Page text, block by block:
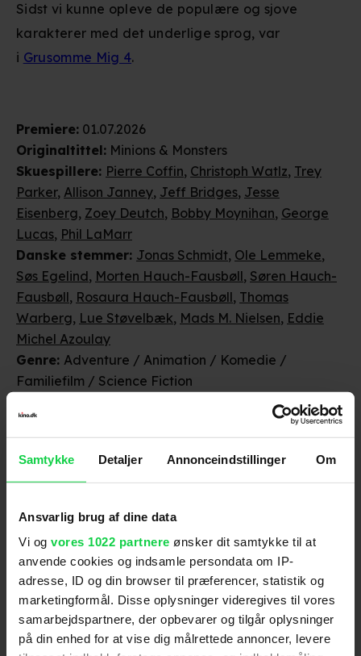
Samtykke Detaljer Annonceindstillinger Om
Ansvarlig brug af dine data
Vi og vores 1022 partnere ønsker dit samtykke til at
anvende cookies og indsamle persondata om IP-
adresse, ID og din browser til præferencer, statistik og
marketingformål. Disse oplysninger videregives til vores
samarbejdspartnere, der opbevarer og tilgår oplysninger
på din enhed for at vise dig målrettede annoncer, levere
Premiere: 01.07.2026
Originaltittel: Minions & Monsters
Skuespillere: Pierre Coffin, Christoph Watlz, Trey
Parker, Allison Janney, Jeff Bridges, Jesse
Eisenberg, Zoey Deutch, Bobby Moynihan, George
Lucas, Phil LaMarr
Danske stemmer: Jonas Schmidt, Ole Lemmeke,
Søs Egelind, Morten Hauch-Fausbøll, Søren Hauch-
Fausbøll, Rosaura Hauch-Fausbøll, Thomas
Warberg, Lue Støvelbæk, Mads M. Nielsen, Eddie
Michel Azoulay
Genre: Adventure / Animation / Komedie /
Familiefilm / Science Fiction
Manus
Aldersmærke med vurdering: Frarådes børn under
7 år
og er fortalt i et højt tempo. Den indeholder en
række dramatiske scener, hvor hovedkaraktererne
optræder i farefulde situationer og forfølges af
truende væsner. I en scene ses en karakter blive
halshugget, og senere truer flere monstre med at
destruere en by og to af filmens hovedkarakterer.
Originalsprog
Engelsk, Dansk
Produktionsår
2026
Distributør: UIP
Sidst vi kunne opleve de populære og sjove
karakterer med det underlige sprog, var
i Grusomme Mig 4.